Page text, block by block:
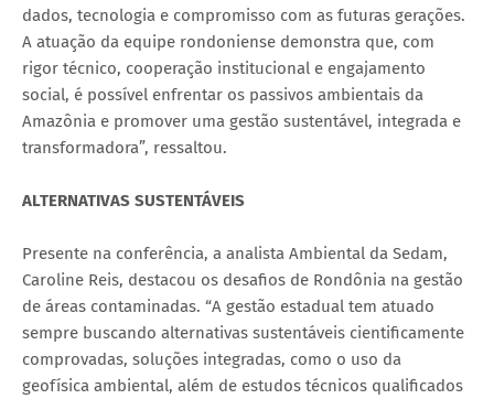
dados, tecnologia e compromisso com as futuras gerações.
A atuação da equipe rondoniense demonstra que, com
rigor técnico, cooperação institucional e engajamento
social, é possível enfrentar os passivos ambientais da
Amazônia e promover uma gestão sustentável, integrada e
transformadora”, ressaltou.
ALTERNATIVAS SUSTENTÁVEIS
Presente na conferência, a analista Ambiental da Sedam,
Caroline Reis, destacou os desafios de Rondônia na gestão
de áreas contaminadas. “A gestão estadual tem atuado
sempre buscando alternativas sustentáveis cientificamente
comprovadas, soluções integradas, como o uso da
geofísica ambiental, além de estudos técnicos qualificados